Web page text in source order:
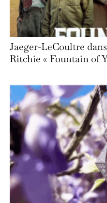
Jaeger-LeCoultre
Ritchie « Fountain of